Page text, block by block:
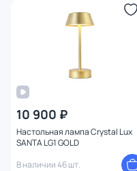
10 900 ₽
Настольная лампа Crystal Lux
SANTA LG1 GOLD
В наличии 46 шт.